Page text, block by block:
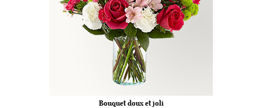
Bouquet doux et joli